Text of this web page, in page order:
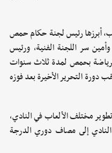
أبرزها رئيس لجنة حكام حمص
منذ عام 2011 حتى مطلع عام 2025، وأمين سر اللجنة الفنية، ورئيس
بحمص لمدة ثلاث سنوات
دورة التحرير الأخيرة بعد فوزه
مختلف الألعاب في النادي،
إلى مصاف دوري الدرجة